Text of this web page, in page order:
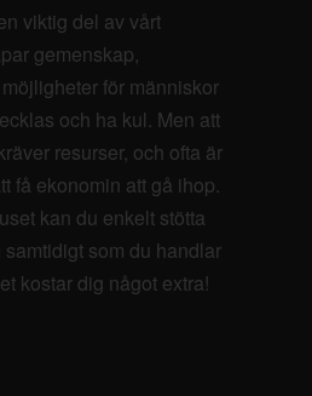
viktig del av vårt
gemenskap,
för människor
och ha kul. Men att
resurser, och ofta är
få ekonomin att gå ihop.
kan du enkelt stötta
som du handlar
kostar dig något extra!